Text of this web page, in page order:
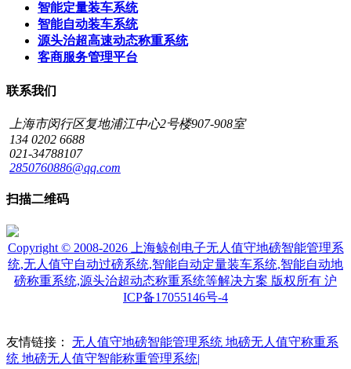
智能定量装车系统
智能自动装车系统
源头治超高速动态称重系统
客商服务管理平台
联系我们
上海市闵行区复地浦江中心2号楼907-908室
134 0202 6688
021-34788107
2850760886@qq.com
扫描二维码
Copyright © 2008-2026 上海鲸创电子无人值守地磅智能管理系
统,无人值守自动过磅系统,智能自动定量装车系统,智能自动地
磅称重系统,源头治超动态称重系统等解决方案 版权所有 沪
ICP备17055146号-4
友情链接： 无人值守地磅智能管理系统 地磅无人值守称重系
统 地磅无人值守智能称重管理系统|